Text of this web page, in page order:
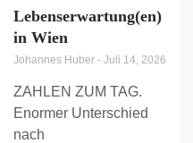
Lebenserwartung(en)
in Wien
Johannes Huber - Juli 14, 2026
ZAHLEN ZUM TAG.
Enormer Unterschied
nach